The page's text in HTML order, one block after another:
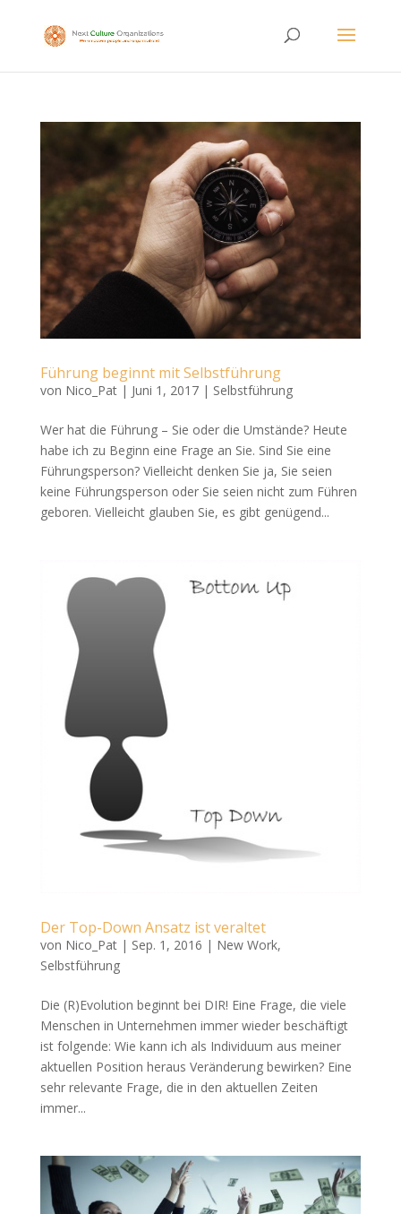
Führung beginnt mit Selbstführung
von Nico_Pat| Juni 1, 2017| Selbstführung
Wer hat die Führung – Sie oder die Umstände? Heute
habe ich zu Beginn eine Frage an Sie. Sind Sie eine
Führungsperson? Vielleicht denken Sie ja, Sie seien
keine Führungsperson oder Sie seien nicht zum Führen
geboren. Vielleicht glauben Sie, es gibt genügend...
Der Top-Down Ansatz ist veraltet
von Nico_Pat| Sep. 1, 2016 | New Work,
Selbstführung
Die (R)Evolution beginnt bei DIR! Eine Frage, die viele
Menschen in Unternehmen immer wieder beschäftigt
ist folgende: Wie kann ich als Individuum aus meiner
aktuellen Position heraus Veränderung bewirken? Eine
sehr relevante Frage, die in den aktuellen Zeiten
immer...